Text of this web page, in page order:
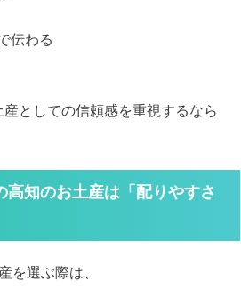
伝わる
としての信頼感を重視するなら
高知のお土産は「配りやすさ
を選ぶ際は、